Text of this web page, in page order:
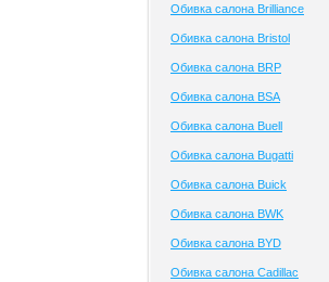
Обивка салона Brilliance
Обивка салона Bristol
Обивка салона BRP
Обивка салона BSA
Обивка салона Buell
Обивка салона Bugatti
Обивка салона Buick
Обивка салона BWK
Обивка салона BYD
Обивка салона Cadillac